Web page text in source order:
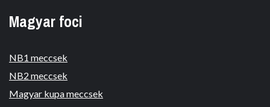
Magyar foci
NB1 meccsek
NB2 meccsek
Magyar kupa meccsek